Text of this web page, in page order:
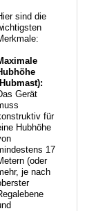
sind die
Gerät
für
Hubhöhe
17
(oder
je nach